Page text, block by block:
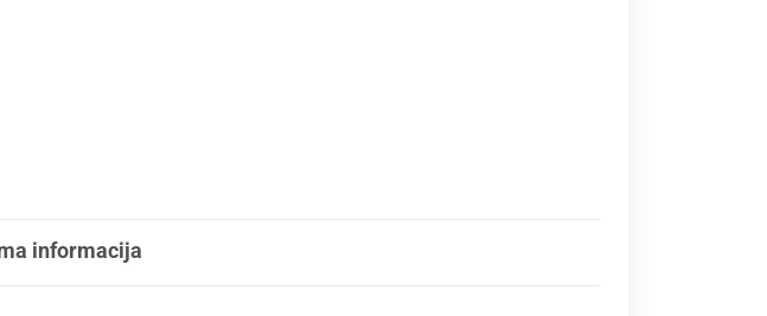
informacija